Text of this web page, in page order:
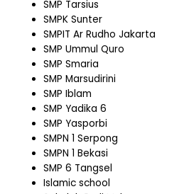
SMP Tarsius
SMPK Sunter
SMPIT Ar Rudho Jakarta
SMP Ummul Quro
SMP Smaria
SMP Marsudirini
SMP Iblam
SMP Yadika 6
SMP Yasporbi
SMPN 1 Serpong
SMPN 1 Bekasi
SMP 6 Tangsel
Islamic school